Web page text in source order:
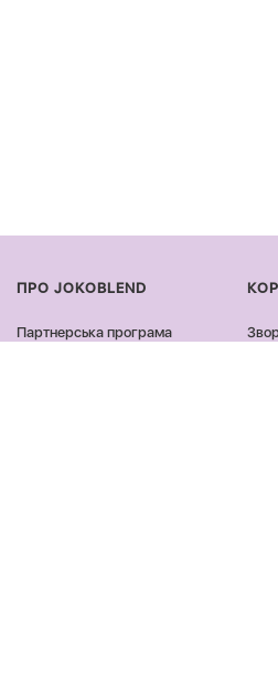
ПРО JOKOBLEND
Партнерська програма